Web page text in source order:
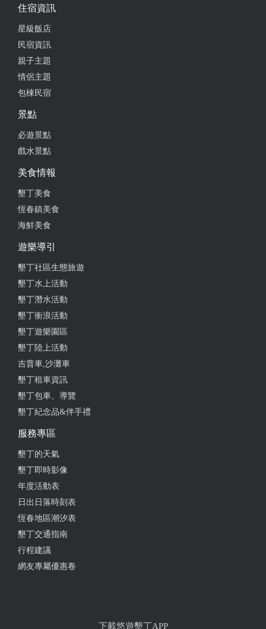
住宿資訊
星級飯店
民宿資訊
親子主題
情侶主題
包棟民宿
景點
必遊景點
戲水景點
美食情報
墾丁美食
恆春鎮美食
海鮮美食
遊樂導引
墾丁社區生態旅遊
墾丁水上活動
墾丁潛水活動
墾丁衝浪活動
墾丁遊樂園區
墾丁陸上活動
吉普車,沙灘車
墾丁租車資訊
墾丁包車、導覽
墾丁紀念品&伴手禮
服務專區
墾丁的天氣
墾丁即時影像
年度活動表
日出日落時刻表
恆春地區潮汐表
墾丁交通指南
行程建議
網友專屬優惠卷
下載悠遊墾丁APP